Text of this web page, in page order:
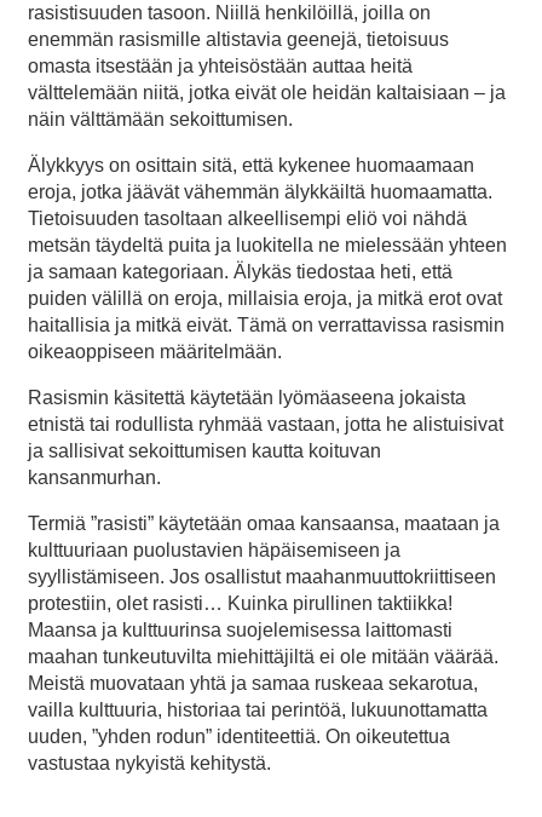
rasistisuuden tasoon. Niillä henkilöillä, joilla on
enemmän rasismille altistavia geenejä, tietoisuus
omasta itsestään ja yhteisöstään auttaa heitä
välttelemään niitä, jotka eivät ole heidän kaltaisiaan – ja
näin välttämään sekoittumisen.
Älykkyys on osittain sitä, että kykenee huomaamaan
eroja, jotka jäävät vähemmän älykkäiltä huomaamatta.
Tietoisuuden tasoltaan alkeellisempi eliö voi nähdä
metsän täydeltä puita ja luokitella ne mielessään yhteen
ja samaan kategoriaan. Älykäs tiedostaa heti, että
puiden välillä on eroja, millaisia eroja, ja mitkä erot ovat
haitallisia ja mitkä eivät. Tämä on verrattavissa rasismin
oikeaoppiseen määritelmään.
Rasismin käsitettä käytetään lyömäaseena jokaista
etnistä tai rodullista ryhmää vastaan, jotta he alistuisivat
ja sallisivat sekoittumisen kautta koituvan
kansanmurhan.
Termiä ”rasisti” käytetään omaa kansaansa, maataan ja
kulttuuriaan puolustavien häpäisemiseen ja
syyllistämiseen. Jos osallistut maahanmuuttokriittiseen
protestiin, olet rasisti… Kuinka pirullinen taktiikka!
Maansa ja kulttuurinsa suojelemisessa laittomasti
maahan tunkeutuvilta miehittäjiltä ei ole mitään väärää.
Meistä muovataan yhtä ja samaa ruskeaa sekarotua,
vailla kulttuuria, historiaa tai perintöä, lukuunottamatta
uuden, ”yhden rodun” identiteettiä. On oikeutettua
vastustaa nykyistä kehitystä.